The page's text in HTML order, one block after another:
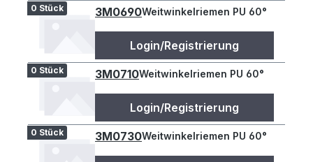
0 Stück 3M0690Weitwinkelriemen PU 60°
Login/Registrierung
0 Stück 3M0710Weitwinkelriemen PU 60°
Login/Registrierung
0 Stück 3M0730Weitwinkelriemen PU 60°